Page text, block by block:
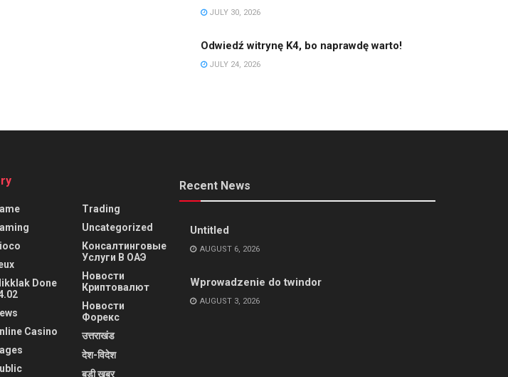
JULY 30, 2026
Odwiedź witrynę K4, bo naprawdę warto!
JULY 24, 2026
Done
Casino
Trading
Uncategorized
Консалтинговые
Услуги В ОАЭ
Новости
Криптовалют
Новости
Форекс
उत्तराखंड
देश-विदेश
बड़ी खबर
Recent News
Untitled
AUGUST 6, 2026
Wprowadzenie do twindor
AUGUST 3, 2026